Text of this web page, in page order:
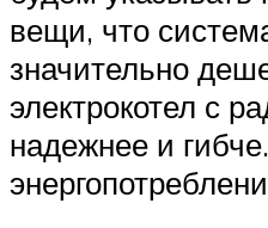
вещи, что
значительно
электрокотел с
надежнее и